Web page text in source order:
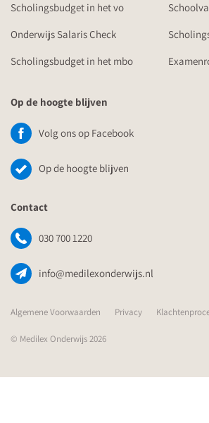
Scholingsbudget in het vo
Onderwijs Salaris Check
Scholingsbudget in het mbo
Op de hoogte blijven
Volg ons op Facebook
Op de hoogte blijven
Contact
030 700 1220
info@medilexonderwijs.nl
Algemene Voorwaarden Privacy
© Medilex Onderwijs 2026